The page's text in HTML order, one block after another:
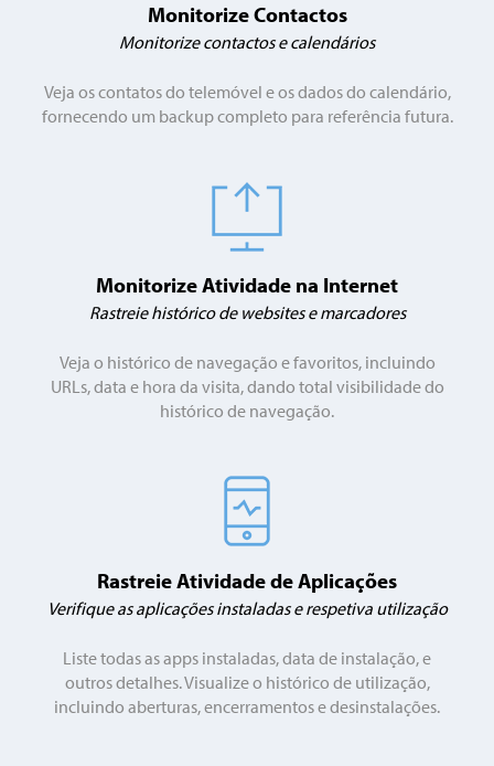
Monitorize Contactos
Monitorize contactos e calendários
Veja os contatos do telemóvel e os dados do calendário,
fornecendo um backup completo para referência futura.
Monitorize Atividade na Internet
Rastreie histórico de websites e marcadores
Veja o histórico de navegação e favoritos, incluindo
URLs, data e hora da visita, dando total visibilidade do
histórico de navegação.
Rastreie Atividade de Aplicações
Verifique as aplicações instaladas e respetiva utilização
Liste todas as apps instaladas, data de instalação, e
outros detalhes. Visualize o histórico de utilização,
incluindo aberturas, encerramentos e desinstalações.